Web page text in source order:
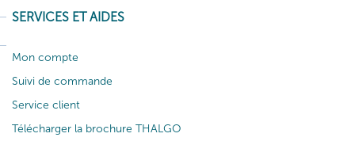
SERVICES ET AIDES
Mon compte
Suivi de commande
Service client
Télécharger la brochure THALGO